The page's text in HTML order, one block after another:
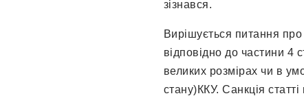
зізнався.
Вирішується питання
відповідно до частини 4
великих розмірах чи в
стану)ККУ. Санкція